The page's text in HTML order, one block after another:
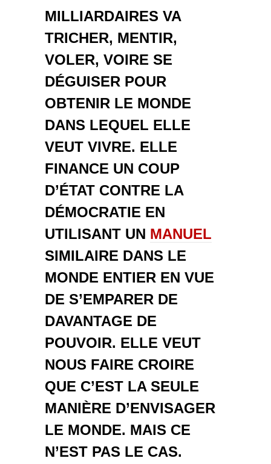
MILLIARDAIRES VA
TRICHER, MENTIR,
VOLER, VOIRE SE
DÉGUISER POUR
OBTENIR LE MONDE
DANS LEQUEL ELLE
VEUT VIVRE. ELLE
FINANCE UN COUP
D’ÉTAT CONTRE LA
DÉMOCRATIE EN
UTILISANT UN MANUEL
SIMILAIRE DANS LE
MONDE ENTIER EN VUE
DE S’EMPARER DE
DAVANTAGE DE
POUVOIR. ELLE VEUT
NOUS FAIRE CROIRE
QUE C’EST LA SEULE
MANIÈRE D’ENVISAGER
LE MONDE. MAIS CE
N’EST PAS LE CAS.